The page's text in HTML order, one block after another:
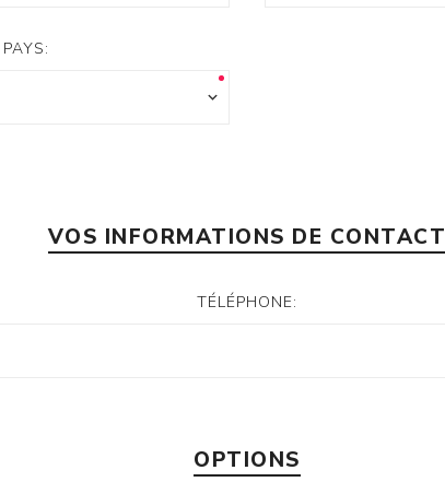
PAYS:
VOS INFORMATIONS DE CONTACT
TÉLÉPHONE:
OPTIONS